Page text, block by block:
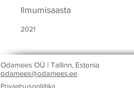
Ilmumisaasta
2021
Odamees OÜ | Tallinn, Estonia
odamees@odamees.ee
Privaatsuspoliitika